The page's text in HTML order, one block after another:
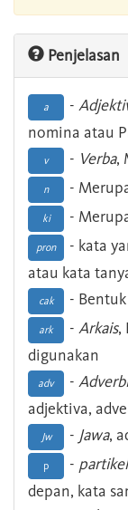
Penjelasan
a -
nomina atau
v - Verba,
n -
ki -
pron
- kata
atau kata
cak -
ark - Arkais,
digunakan
adv -
adjektiva,
Jw - Jawa,
p - partikel
depan, kata